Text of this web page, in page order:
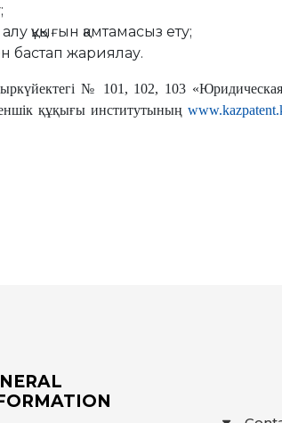
құқығын қамтамасыз ету;
бастап жариялау.
№ 101, 102, 103 «Юридическая
құқығы институтының